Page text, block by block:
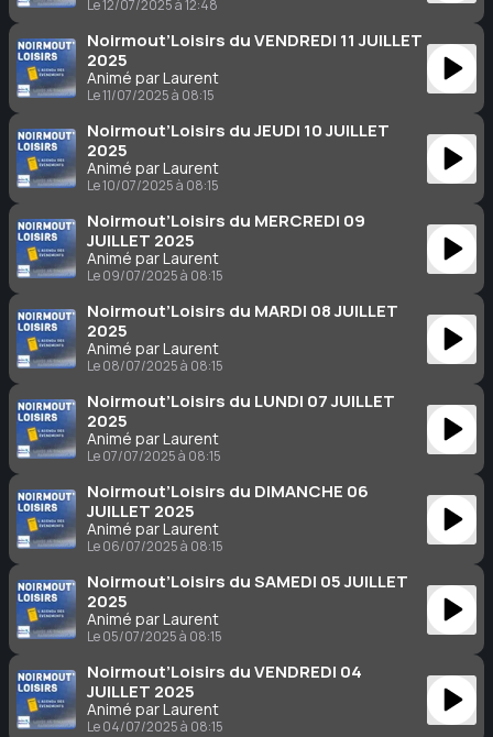
Le 12/07/2025 à 12:48
Noirmout’Loisirs du VENDREDI 11 JUILLET
2025
Animé par Laurent
Le 11/07/2025 à 08:15
Noirmout’Loisirs du JEUDI 10 JUILLET
2025
Animé par Laurent
Le 10/07/2025 à 08:15
Noirmout’Loisirs du MERCREDI 09
JUILLET 2025
Animé par Laurent
Le 09/07/2025 à 08:15
Noirmout’Loisirs du MARDI 08 JUILLET
2025
Animé par Laurent
Le 08/07/2025 à 08:15
Noirmout’Loisirs du LUNDI 07 JUILLET
2025
Animé par Laurent
Le 07/07/2025 à 08:15
Noirmout’Loisirs du DIMANCHE 06
JUILLET 2025
Animé par Laurent
Le 06/07/2025 à 08:15
Noirmout’Loisirs du SAMEDI 05 JUILLET
2025
Animé par Laurent
Le 05/07/2025 à 08:15
Noirmout’Loisirs du VENDREDI 04
JUILLET 2025
Animé par Laurent
Le 04/07/2025 à 08:15